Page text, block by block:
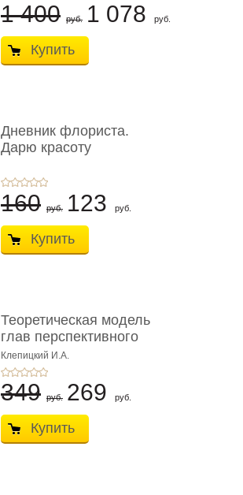
1 400 руб. 1 078 руб.
Купить
Дневник флориста.
Дарю красоту
160 руб. 123 руб.
Купить
Теоретическая модель
глав перспективного
УК о ...
Клепицкий И.А.
349 руб. 269 руб.
Купить